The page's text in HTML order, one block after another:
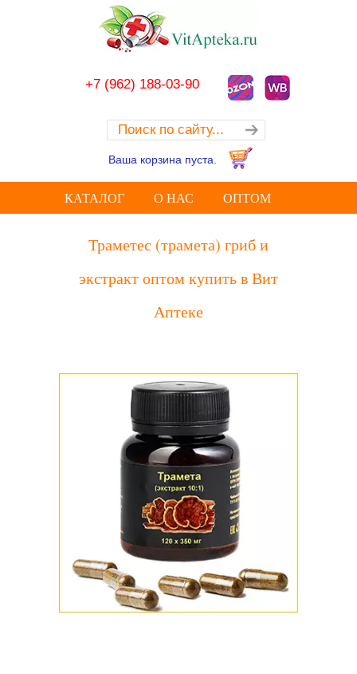
+7 (962) 188-03-90
Ваша корзина пуста.
КАТАЛОГ О НАС ОПТОМ
Траметес (трамета) гриб и
экстракт оптом купить в Вит
Аптеке